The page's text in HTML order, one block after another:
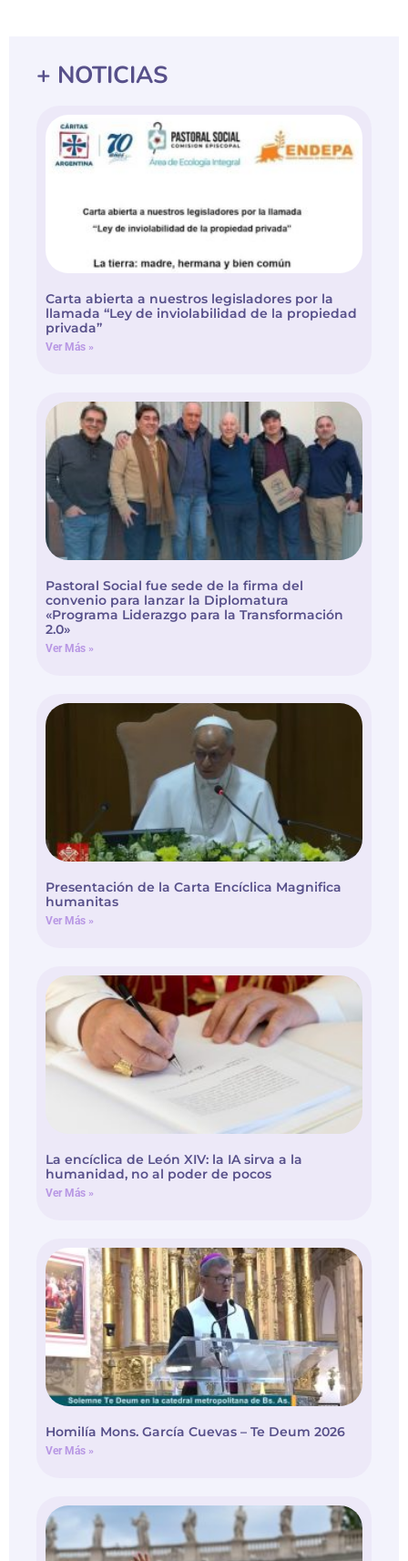
+ NOTICIAS
Carta abierta a nuestros legisladores por la
llamada “Ley de inviolabilidad de la propiedad
privada”
Ver Más »
Pastoral Social fue sede de la firma del
convenio para lanzar la Diplomatura
«Programa Liderazgo para la Transformación
2.0»
Ver Más »
Presentación de la Carta Encíclica Magnifica
humanitas
Ver Más »
La encíclica de León XIV: la IA sirva a la
humanidad, no al poder de pocos
Ver Más »
Homilía Mons. García Cuevas – Te Deum 2026
Ver Más »